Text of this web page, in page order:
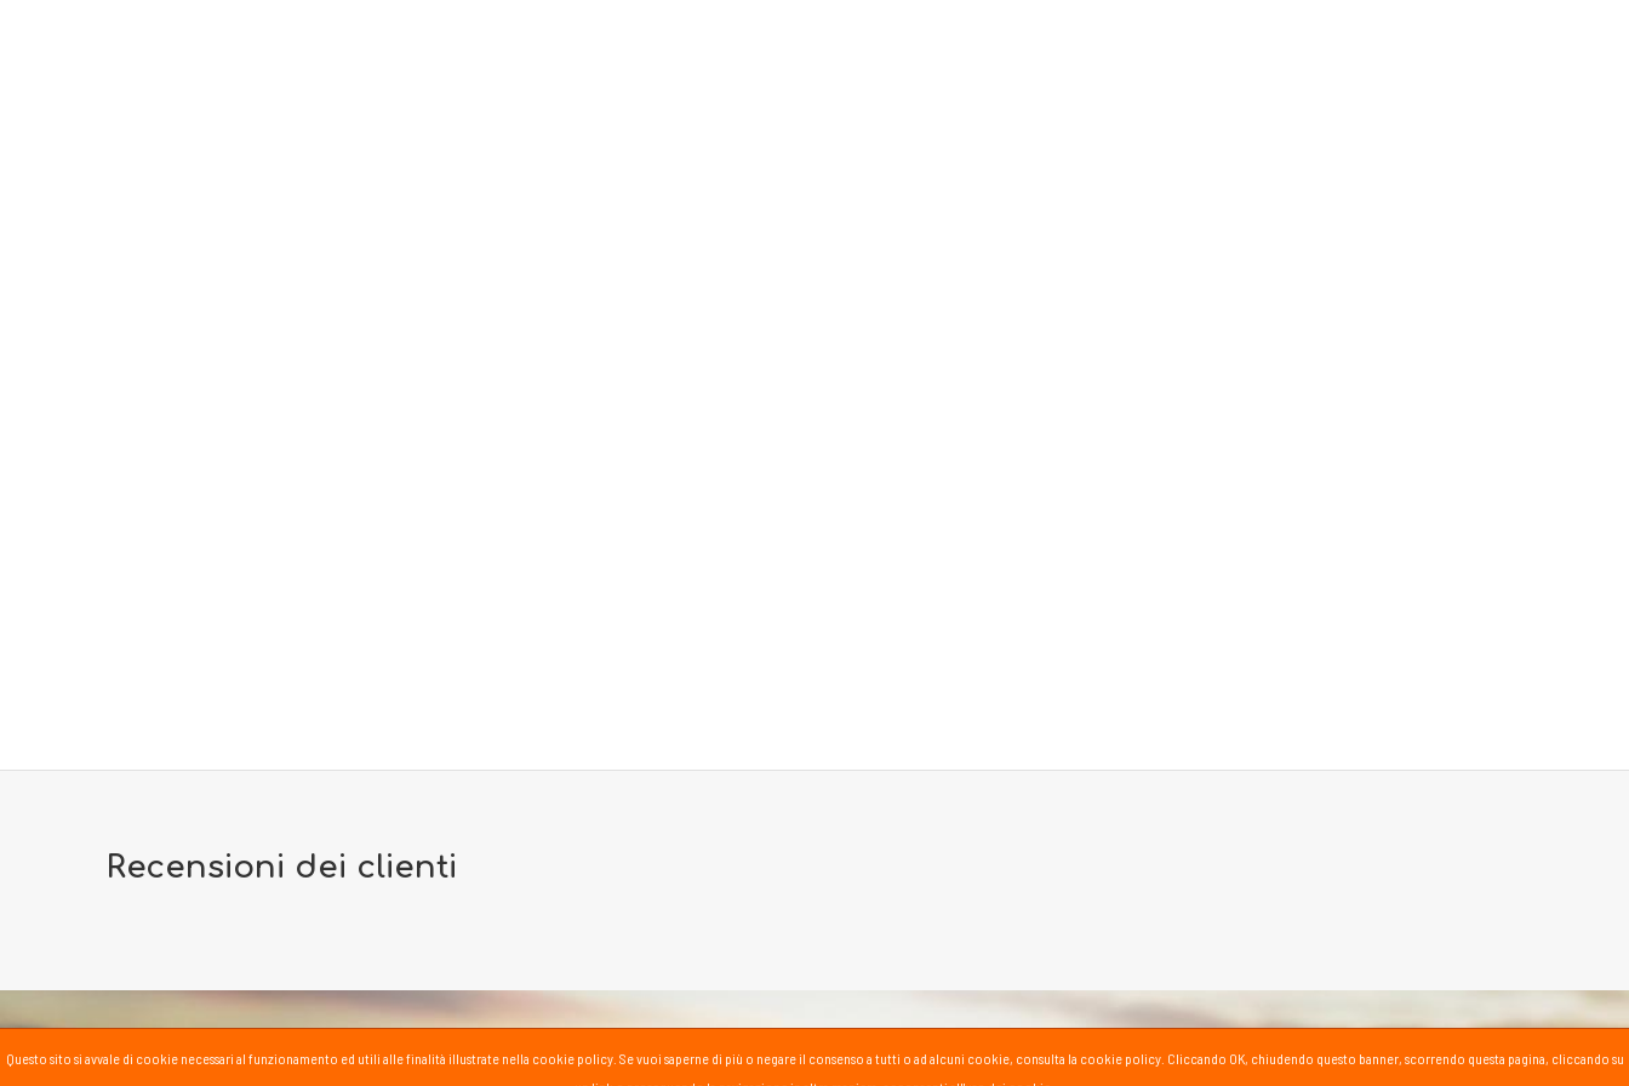
Recensioni dei clienti
Questo sito si avvale di cookie necessari al funzionamento ed utili alle finalità illustrate nella cookie policy. Se vuoi saperne di più o negare il consenso a tutti o ad alcuni cookie, consulta la cookie policy. Cliccando OK, chiudendo questo banner, scorrendo questa pagina, cliccando su